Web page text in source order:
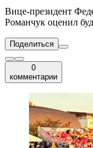
Вице-президент
Романчук оценил
Поделиться
0
комментарии